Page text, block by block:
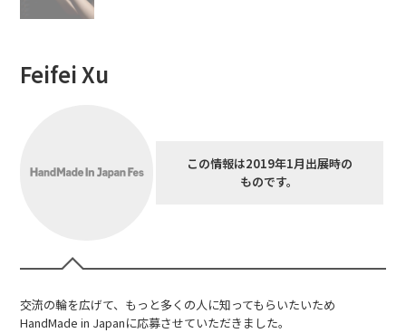
Feifei Xu
この情報は2019年1月出展時の
ものです。
交流の輪を広げて、もっと多くの人に知ってもらいたいため
HandMade in Japanに応募させていただきました。